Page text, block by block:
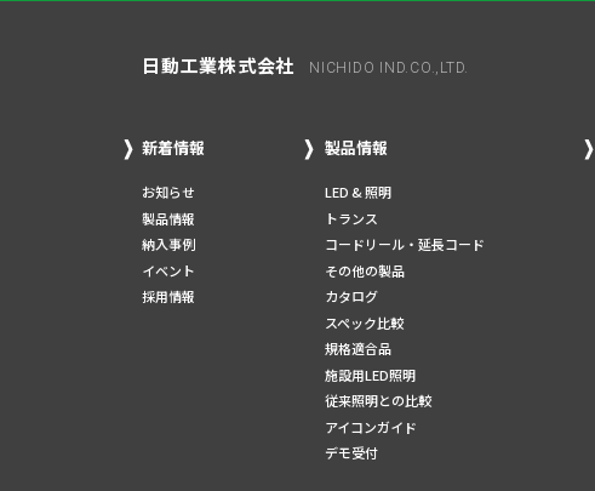
日動工業株式会社 NICHIDO IND.CO.,LTD.
新着情報
お知らせ
製品情報
納入事例
イベント
採用情報
製品情報
LED & 照明
トランス
コードリール・延長コード
その他の製品
カタログ
スペック比較
規格適合品
施設用LED照明
従来照明との比較
アイコンガイド
デモ受付